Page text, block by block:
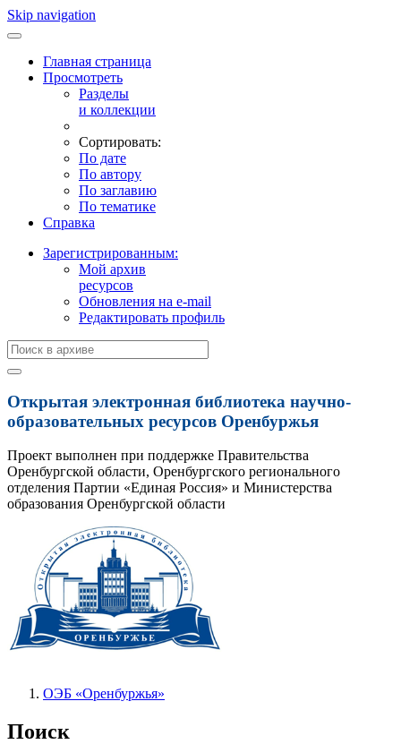
Skip navigation
Главная страница
Просмотреть
Разделы
и коллекции
Сортировать:
По дате
По автору
По заглавию
По тематике
Справка
Зарегистрированным:
Мой архив
ресурсов
Обновления на e-mail
Редактировать профиль
Открытая электронная библиотека научно-
образовательных ресурсов Оренбуржья
Проект выполнен при поддержке Правительства
Оренбургской области, Оренбургского регионального
отделения Партии «Единая Россия» и Министерства
образования Оренбургской области
ОЭБ «Оренбуржья»
Поиск